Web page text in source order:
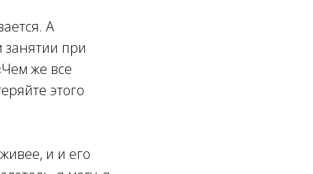
А
при
же все
этого
и и его